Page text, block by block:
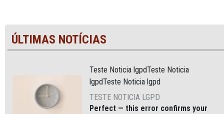
ÚLTIMAS NOTÍCIAS
Teste Noticia lgpdTeste Noticia
lgpdTeste Noticia lgpd
TESTE NOTICIA LGPD
Perfect — this error confirms your